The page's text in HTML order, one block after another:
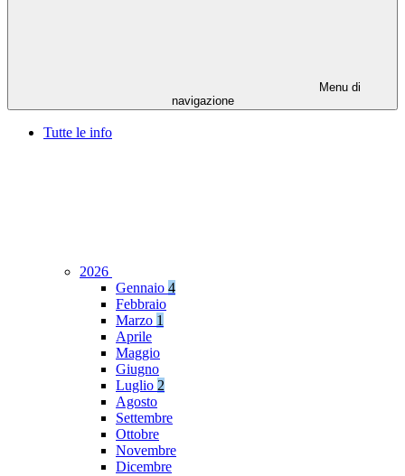
Menu di
navigazione
Tutte le info
2026
Gennaio 4
Febbraio
Marzo 1
Aprile
Maggio
Giugno
Luglio 2
Agosto
Settembre
Ottobre
Novembre
Dicembre